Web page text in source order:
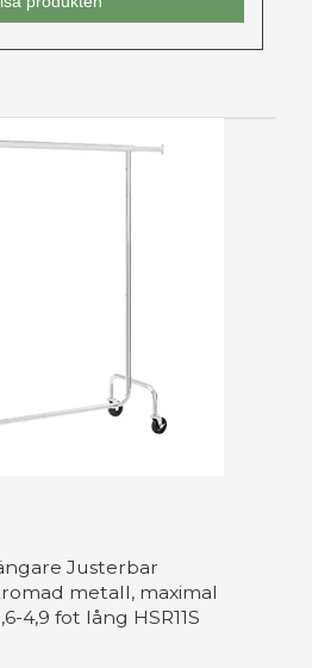
Justerbar
metall, maximal
4,9 fot lång HSR11S